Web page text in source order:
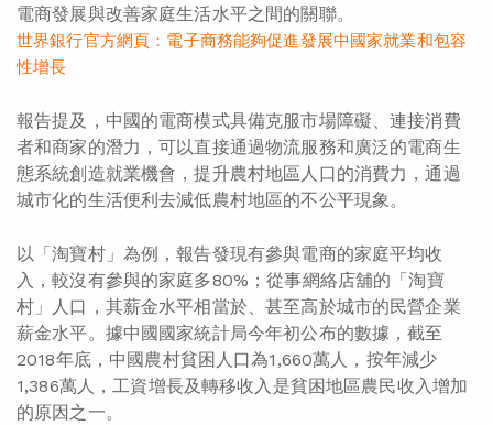
電商發展與改善家庭生活水平之間的關聯。
世界銀行官方網頁：電子商務能夠促進發展中國家就業和包容
性增長
報告提及，中國的電商模式具備克服市場障礙、連接消費
者和商家的潛力，可以直接通過物流服務和廣泛的電商生
態系統創造就業機會，提升農村地區人口的消費力，通過
城市化的生活便利去減低農村地區的不公平現象。
以「淘寶村」為例，報告發現有參與電商的家庭平均收
入，較沒有參與的家庭多80%；從事網絡店舖的「淘寶
村」人口，其薪金水平相當於、甚至高於城市的民營企業
薪金水平。據中國國家統計局今年初公布的數據，截至
2018年底，中國農村貧困人口為1,660萬人，按年減少
1,386萬人，工資增長及轉移收入是貧困地區農民收入增加
的原因之一。